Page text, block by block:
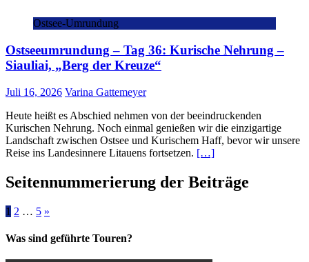
Ostsee-Umrundung
Ostseeumrundung – Tag 36: Kurische Nehrung –
Siauliai, „Berg der Kreuze“
Juli 16, 2026 Varina Gattemeyer
Heute heißt es Abschied nehmen von der beeindruckenden
Kurischen Nehrung. Noch einmal genießen wir die einzigartige
Landschaft zwischen Ostsee und Kurischem Haff, bevor wir unsere
Reise ins Landesinnere Litauens fortsetzen. […]
Seitennummerierung der Beiträge
1 2 … 5 »
Was sind geführte Touren?